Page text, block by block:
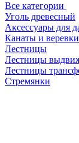
Все категории
Уголь древесный
Аксессуары для
Канаты и веревки
Лестницы
Лестницы
Лестницы
Стремянки